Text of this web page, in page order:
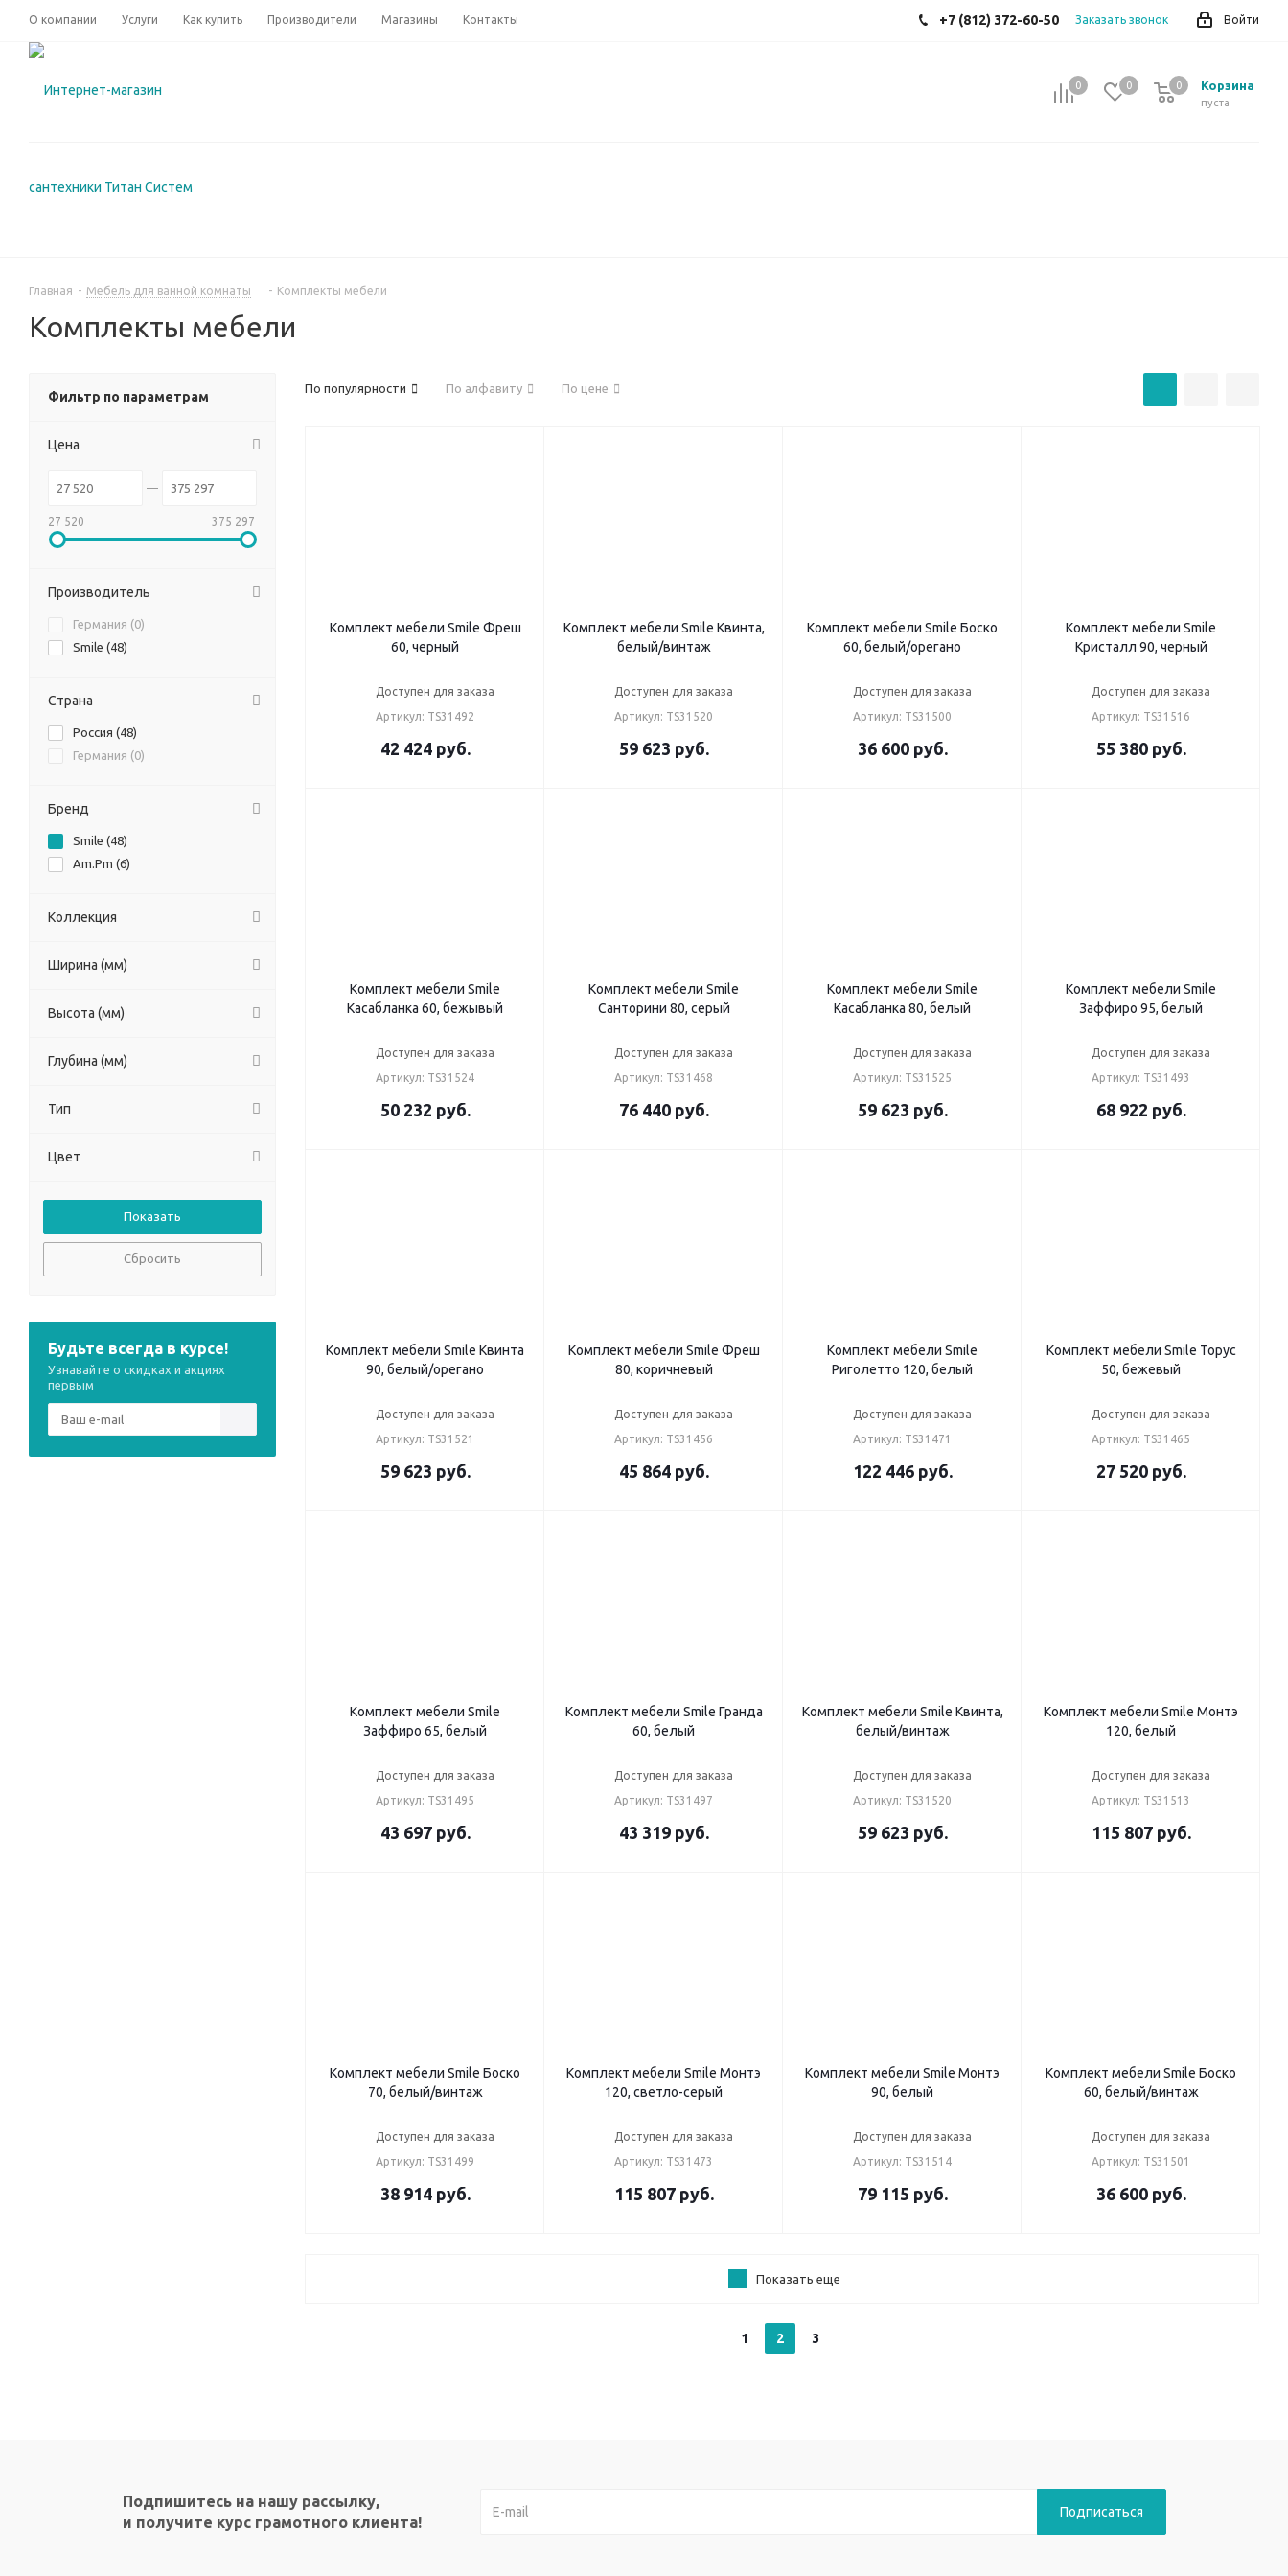
О компании Услуги Как купить Производители Магазины Контакты Войти
+7 (812) 372-60-50 Заказать звонок
0 0 Корзина
0
пуста
0
Главная - Мебель для ванной комнаты - Комплекты мебели
Комплекты мебели
По популярности По алфавиту По цене
Комплект мебели Smile Фреш
60, черный
Доступен для заказа
Артикул: TS31492
42 424руб.
Комплект мебели Smile Квинта,
белый/винтаж
Доступен для заказа
Артикул: TS31520
59 623 руб.
Комплект мебели Smile Боско
60, белый/орегано
Доступен для заказа
Артикул: TS31500
36 600руб.
Комплект мебели Smile
Кристалл 90, черный
Доступен для заказа
Артикул: TS31516
55 380руб.
Комплект мебели Smile
Касабланка 60, бежывый
Доступен для заказа
Артикул: TS31524
50 232 руб.
Комплект мебели Smile
Санторини 80, серый
Доступен для заказа
Артикул: TS31468
76 440руб.
Комплект мебели Smile
Касабланка 80, белый
Доступен для заказа
Артикул: TS31525
59 623 руб.
Комплект мебели Smile
Заффиро 95, белый
Доступен для заказа
Артикул: TS31493
68 922 руб.
Комплект мебели Smile Квинта
90, белый/орегано
Доступен для заказа
Артикул: TS31521
59 623 руб.
Комплект мебели Smile Фреш
80, коричневый
Доступен для заказа
Артикул: TS31456
45 864руб.
Комплект мебели Smile
Риголетто 120, белый
Доступен для заказа
Артикул: TS31471
122 446руб.
Комплект мебели Smile Торус
50, бежевый
Доступен для заказа
Артикул: TS31465
27 520руб.
Комплект мебели Smile
Заффиро 65, белый
Доступен для заказа
Артикул: TS31495
43 697руб.
Комплект мебели Smile Гранда
60, белый
Доступен для заказа
Артикул: TS31497
43 319руб.
Комплект мебели Smile Квинта,
белый/винтаж
Доступен для заказа
Артикул: TS31520
59 623 руб.
Комплект мебели Smile Монтэ
120, белый
Доступен для заказа
Артикул: TS31513
115 807руб.
Комплект мебели Smile Боско
70, белый/винтаж
Доступен для заказа
Артикул: TS31499
38 914руб.
Комплект мебели Smile Монтэ
120, светло-серый
Доступен для заказа
Артикул: TS31473
115 807руб.
Комплект мебели Smile Монтэ
90, белый
Доступен для заказа
Артикул: TS31514
79 115 руб.
Комплект мебели Smile Боско
60, белый/винтаж
Доступен для заказа
Артикул: TS31501
36 600руб.
Показать еще
1 2 3
Фильтр по параметрам
Цена
27 520 375 297
Производитель
Германия (0)
Smile (48)
Страна
Россия (48)
Германия (0)
Бренд
Smile (48)
Am.Pm (6)
Коллекция
Ширина (мм)
Высота (мм)
Глубина (мм)
Тип
Цвет
Сбросить
Будьте всегда в курсе!
Узнавайте о скидках и акциях
первым
Подпишитесь на нашу рассылку,
и получите курс грамотного клиента!